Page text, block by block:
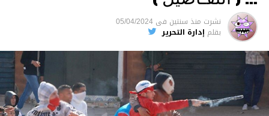
السجن لمدة تصل إلى 20 عاما.
الأخبار
نشرت منذ سنتين فى 05/04/2024
بقلم إدارة التحرير